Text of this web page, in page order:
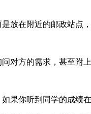
放在附近的邮政站点
对方的需求，甚至附
果你听到同学的成绩